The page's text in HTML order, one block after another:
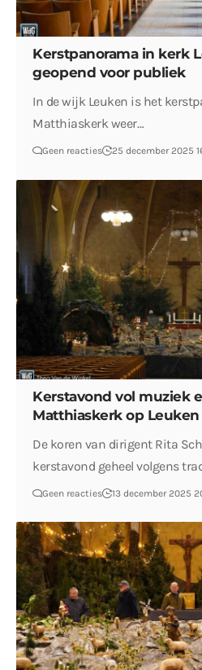
Kerstpanorama in kerk
geopend voor publiek
In de wijk Leuken is het
Matthiaskerk weer…
Geen reacties 25 december 2025
Kerstavond vol muziek
Matthiaskerk op Leuken
De koren van dirigent Rita
kerstavond geheel volgens
Geen reacties 13 december 2025